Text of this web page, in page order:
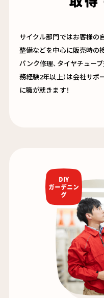
サイクル部門ではお客様の
整備などを中心に販売時の
パンク修理、タイヤチュー
務経験2年以上）は会社サポ
に職が就きます！
DIY
ガーデニン
グ